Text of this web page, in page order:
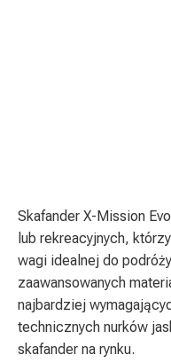
Skafander X-Mission
lub rekreacyjnych,
wagi idealnej do
zaawansowanych
najbardziej
technicznych nurków
skafander na rynku.